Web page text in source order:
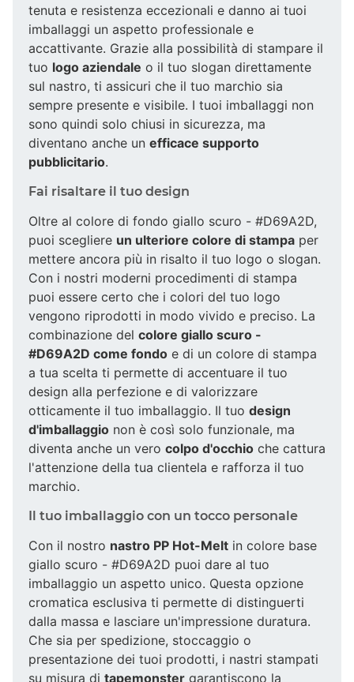
tenuta e resistenza eccezionali e danno ai tuoi
imballaggi un aspetto professionale e
accattivante. Grazie alla possibilità di stampare il
tuo logo aziendale o il tuo slogan direttamente
sul nastro, ti assicuri che il tuo marchio sia
sempre presente e visibile. I tuoi imballaggi non
sono quindi solo chiusi in sicurezza, ma
diventano anche un efficace supporto
pubblicitario.
Fai risaltare il tuo design
Oltre al colore di fondo giallo scuro - #D69A2D,
puoi scegliere un ulteriore colore di stampa per
mettere ancora più in risalto il tuo logo o slogan.
Con i nostri moderni procedimenti di stampa
puoi essere certo che i colori del tuo logo
vengono riprodotti in modo vivido e preciso. La
combinazione del colore giallo scuro -
#D69A2D come fondo e di un colore di stampa
a tua scelta ti permette di accentuare il tuo
design alla perfezione e di valorizzare
otticamente il tuo imballaggio. Il tuo design
d'imballaggio non è così solo funzionale, ma
diventa anche un vero colpo d'occhio che cattura
l'attenzione della tua clientela e rafforza il tuo
marchio.
Il tuo imballaggio con un tocco personale
Con il nostro nastro PP Hot-Melt in colore base
giallo scuro - #D69A2D puoi dare al tuo
imballaggio un aspetto unico. Questa opzione
cromatica esclusiva ti permette di distinguerti
dalla massa e lasciare un'impressione duratura.
Che sia per spedizione, stoccaggio o
presentazione dei tuoi prodotti, i nastri stampati
su misura di tapemonster garantiscono la